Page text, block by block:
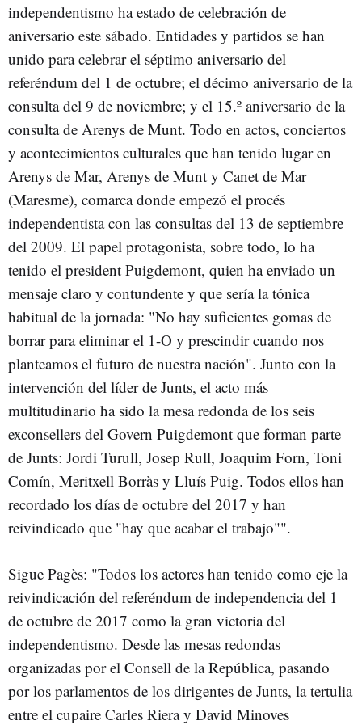
independentismo ha estado de celebración de
aniversario este sábado. Entidades y partidos se han
unido para celebrar el séptimo aniversario del
referéndum del 1 de octubre; el décimo aniversario de la
consulta del 9 de noviembre; y el 15.º aniversario de la
consulta de Arenys de Munt. Todo en actos, conciertos
y acontecimientos culturales que han tenido lugar en
Arenys de Mar, Arenys de Munt y Canet de Mar
(Maresme), comarca donde empezó el procés
independentista con las consultas del 13 de septiembre
del 2009. El papel protagonista, sobre todo, lo ha
tenido el president Puigdemont, quien ha enviado un
mensaje claro y contundente y que sería la tónica
habitual de la jornada: "No hay suficientes gomas de
borrar para eliminar el 1-O y prescindir cuando nos
planteamos el futuro de nuestra nación". Junto con la
intervención del líder de Junts, el acto más
multitudinario ha sido la mesa redonda de los seis
exconsellers del Govern Puigdemont que forman parte
de Junts: Jordi Turull, Josep Rull, Joaquim Forn, Toni
Comín, Meritxell Borràs y Lluís Puig. Todos ellos han
recordado los días de octubre del 2017 y han
reivindicado que "hay que acabar el trabajo"".
Sigue Pagès: "Todos los actores han tenido como eje la
reivindicación del referéndum de independencia del 1
de octubre de 2017 como la gran victoria del
independentismo. Desde las mesas redondas
organizadas por el Consell de la República, pasando
por los parlamentos de los dirigentes de Junts, la tertulia
entre el cupaire Carles Riera y David Minoves